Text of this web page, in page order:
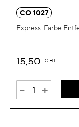
CO 1027
Express-Farbe
15,50 € HT
- +